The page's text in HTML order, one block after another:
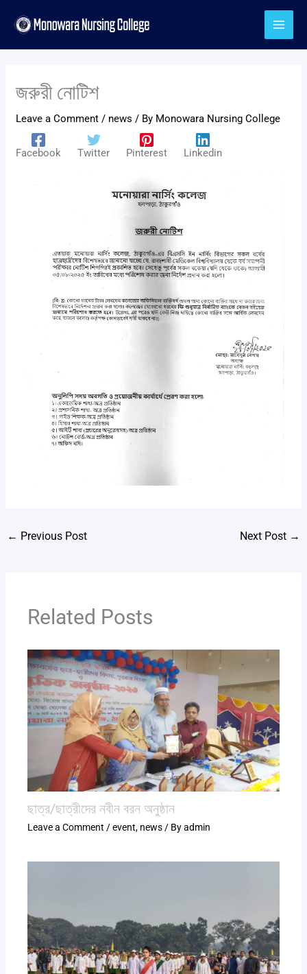
জরুরী নোটিশ
Leave a Comment / news / By Monowara Nursing College
Facebook Twitter Pinterest Linkedin
← Previous Post Next Post →
Related Posts
ছাত্র/ছাত্রীদের নবীন বরন অনুষ্ঠান
Leave a Comment /event, news / Byadmin